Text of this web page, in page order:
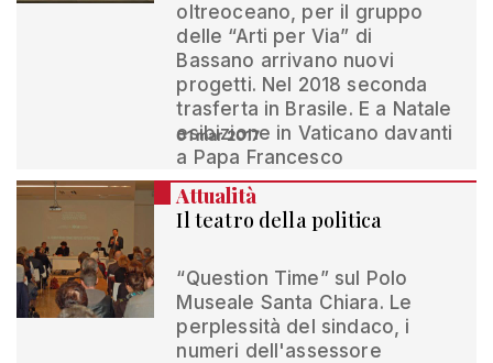
oltreoceano, per il gruppo
delle “Arti per Via” di
Bassano arrivano nuovi
progetti. Nel 2018 seconda
trasferta in Brasile. E a Natale
esibizione in Vaticano davanti
a Papa Francesco
01 mar 2017
Attualità
Il teatro della politica
“Question Time” sul Polo
Museale Santa Chiara. Le
perplessità del sindaco, i
numeri dell'assessore